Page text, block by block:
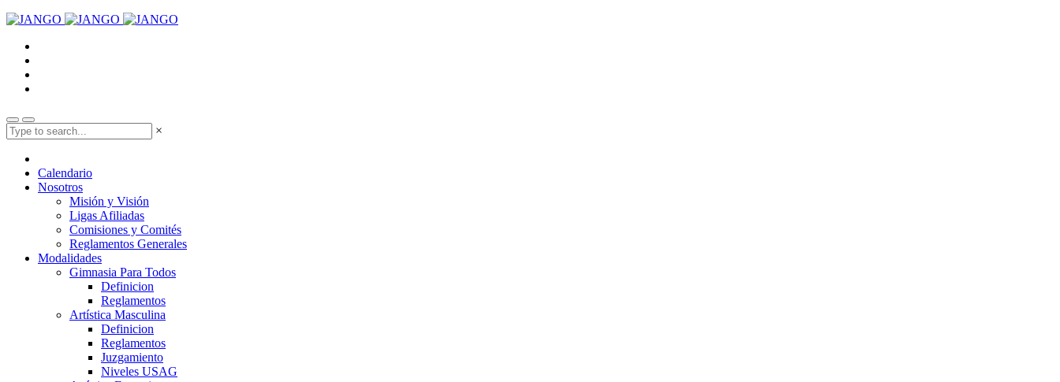
×
Calendario
Nosotros
Misión y Visión
Ligas Afiliadas
Comisiones y Comités
Reglamentos Generales
Modalidades
Gimnasia Para Todos
Definicion
Reglamentos
Artística Masculina
Definicion
Reglamentos
Juzgamiento
Niveles USAG